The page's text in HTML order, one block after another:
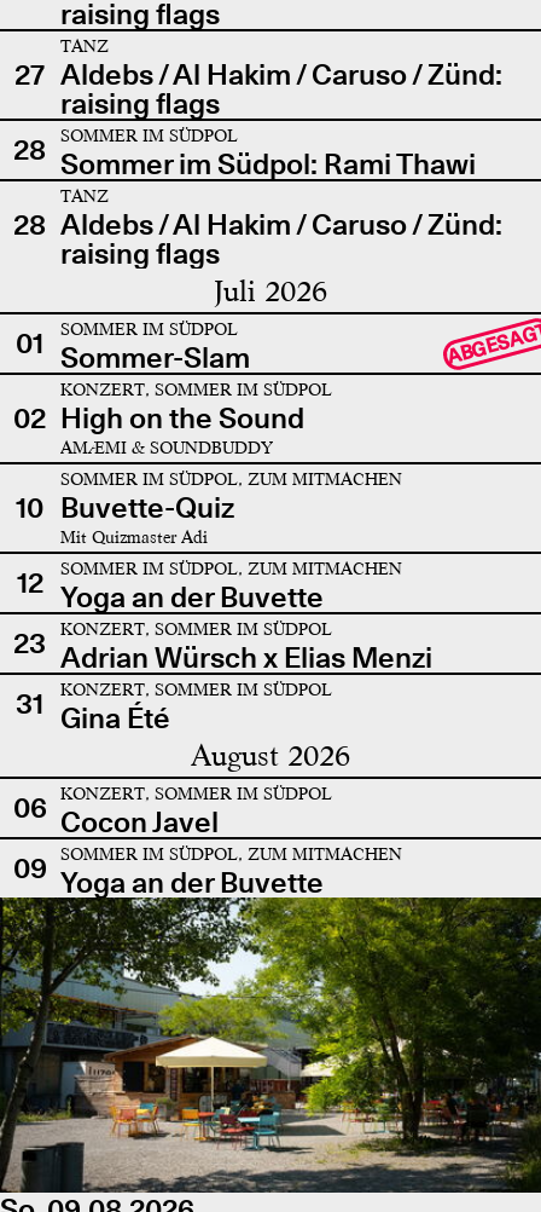
raising flags
27
TANZ
Aldebs / Al Hakim / Caruso / Zünd:
raising flags
28
SOMMER IM SÜDPOL
Sommer im Südpol: Rami Thawi
28
TANZ
Aldebs / Al Hakim / Caruso / Zünd:
raising flags
Juli 2026
01 SOMMER IM SÜDPOL
Sommer-Slam
02
KONZERT, SOMMER IM SÜDPOL
High on the Sound
AMÆMI & SOUNDBUDDY
10
SOMMER IM SÜDPOL, ZUM MITMACHEN
Buvette-Quiz
Mit Quizmaster Adi
12 SOMMER IM SÜDPOL, ZUM MITMACHEN
Yoga an der Buvette
23
KONZERT, SOMMER IM SÜDPOL
Adrian Würsch x Elias Menzi
31
KONZERT, SOMMER IM SÜDPOL
Gina Été
August 2026
06 KONZERT, SOMMER IM SÜDPOL
Cocon Javel
09
SOMMER IM SÜDPOL, ZUM MITMACHEN
Yoga an der Buvette